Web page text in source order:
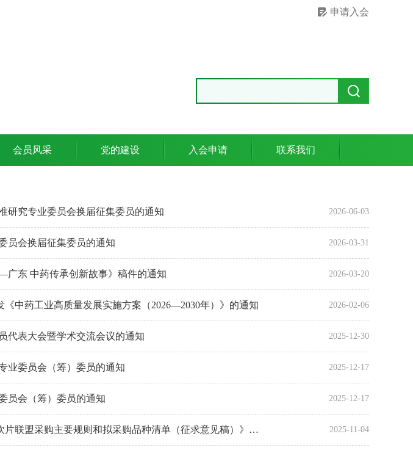
申请入会
会员风采 党的建设 入会申请 联系我们
研究专业委员会换届征集委员的通知 2026-06-03
员会换届征集委员的通知 2026-03-31
东 中药传承创新故事》稿件的通知 2026-03-20
中药工业高质量发展实施方案（2026—2030年）》的通知 2026-02-06
代表大会暨学术交流会议的通知 2025-12-30
业委员会（筹）委员的通知 2025-12-17
员会（筹）委员的通知 2025-12-17
采购主要规则和拟采购品种清单（征求意见稿）》意见的通知 2025-11-04